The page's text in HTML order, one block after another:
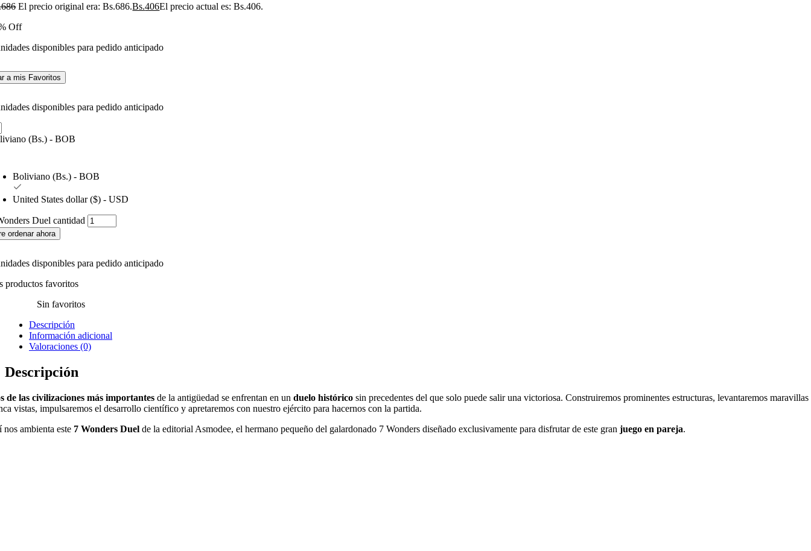
686 El precio original era: Bs.686.Bs.406El precio actual es: Bs.406.
Off
disponibles para pedido anticipado
a mis Favoritos
disponibles para pedido anticipado
(Bs.) - BOB
Boliviano (Bs.) - BOB
United States dollar ($) - USD
Duel cantidad
ordenar ahora
disponibles para pedido anticipado
productos favoritos
Sin favoritos
Descripción
Información adicional
Valoraciones (0)
Descripción
de las civilizaciones más importantes de la antigüedad se enfrentan en unduelo histórico sin precedentes del que solo puede salir una victoriosa. Construiremos prominentes estructuras, levantaremos maravillas
vistas, impulsaremos el desarrollo científico y apretaremos con nuestro ejército para hacernos con la partida.
nos ambienta este 7 Wonders Duel de la editorial Asmodee, el hermano pequeño del galardonado 7 Wonders diseñado exclusivamente para disfrutar de este granjuego en pareja.